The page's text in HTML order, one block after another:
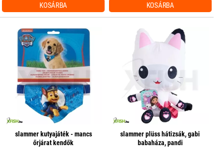
KOSÁRBA KOSÁRBA
slammer kutyajáték - mancs
őrjárat kendők
slammer plüss hátizsák, gabi
babaháza, pandi